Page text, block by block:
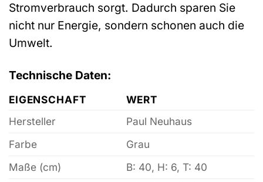
Stromverbrauch sorgt. Dadurch sparen Sie
nicht nur Energie, sondern schonen auch die
Umwelt.
Technische Daten:
EIGENSCHAFT
WERT
Hersteller
Paul Neuhaus
Farbe
Grau
Maße (cm)
B: 40, H: 6, T: 40